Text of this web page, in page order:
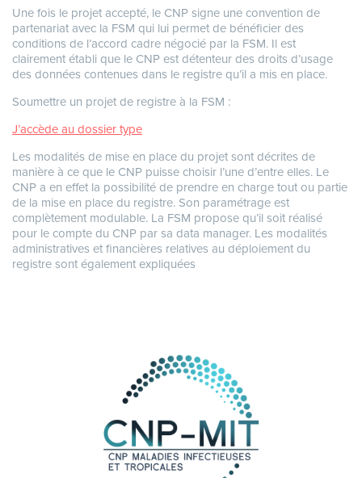
Une fois le projet accepté, le CNP signe une convention de
partenariat avec la FSM qui lui permet de bénéficier des
conditions de l’accord cadre négocié par la FSM. Il est
clairement établi que le CNP est détenteur des droits d’usage
des données contenues dans le registre qu’il a mis en place.
Soumettre un projet de registre à la FSM :
J’accède au dossier type
Les modalités de mise en place du projet sont décrites de
manière à ce que le CNP puisse choisir l’une d’entre elles. Le
CNP a en effet la possibilité de prendre en charge tout ou partie
de la mise en place du registre. Son paramétrage est
complètement modulable. La FSM propose qu’il soit réalisé
pour le compte du CNP par sa data manager. Les modalités
administratives et financières relatives au déploiement du
registre sont également expliquées